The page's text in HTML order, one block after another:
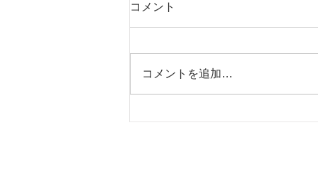
軟性線維腫 第２報
コメント
コメントを追加…